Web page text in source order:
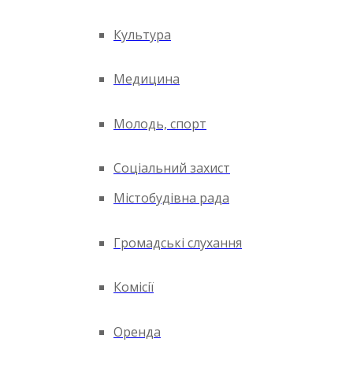
Культура
Медицина
Молодь, спорт
Соціальний захист
Містобудівна рада
Громадські слухання
Комісії
Оренда